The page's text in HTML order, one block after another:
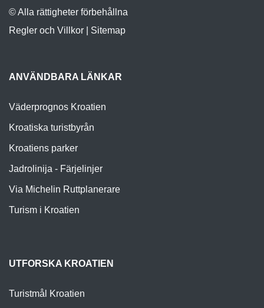
© Alla rättigheter förbehållna
Regler och Villkor
Sitemap
ANVÄNDBARA LÄNKAR
Väderprognos Kroatien
Kroatiska turistbyrån
Kroatiens parker
Jadrolinija - Färjelinjer
Via Michelin Ruttplanerare
Turism i Kroatien
UTFORSKA KROATIEN
Turistmål Kroatien